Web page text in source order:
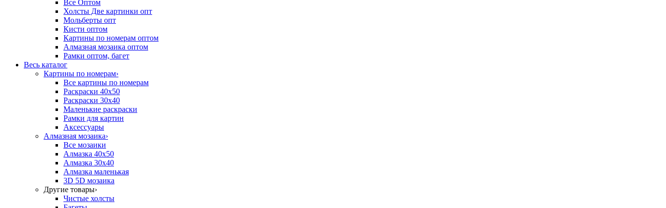
Все Оптом
Холсты Две картинки опт
Мольберты опт
Кисти оптом
Картины по номерам оптом
Алмазная мозаика оптом
Рамки оптом, багет
Весь каталог
Картины по номерам›
Все картины по номерам
Раскраски 40х50
Раскраски 30х40
Маленькие раскраски
Рамки для картин
Аксессуары
Алмазная мозаика›
Все мозаики
Алмазка 40х50
Алмазка 30х40
Алмазка маленькая
3D 5D мозаика
Другие товары›
Чистые холсты